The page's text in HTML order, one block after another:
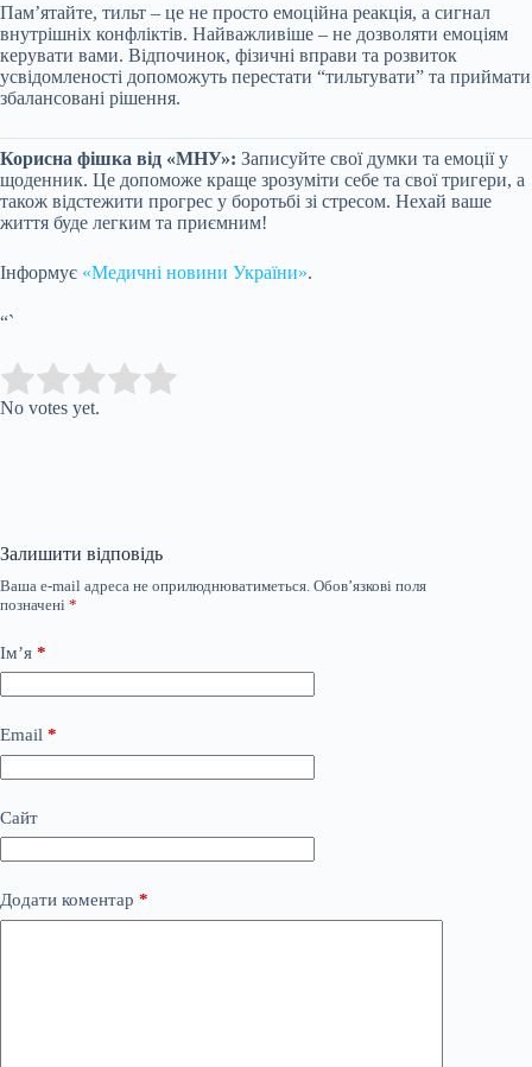
Пам’ятайте, тильт – це не просто емоційна реакція, а сигнал
внутрішніх конфліктів. Найважливіше – не дозволяти емоціям
керувати вами. Відпочинок, фізичні вправи та розвиток
усвідомленості допоможуть перестати “тильтувати” та приймати
збалансовані рішення.
Корисна фішка від «МНУ»: Записуйте свої думки та емоції у
щоденник. Це допоможе краще зрозуміти себе та свої тригери, а
також відстежити прогрес у боротьбі зі стресом. Нехай ваше
життя буде легким та приємним!
Інформує «Медичні новини України».
“`
Rate this item:
No votes yet.
Залишити відповідь
Ваша e-mail адреса не оприлюднюватиметься. Обов’язкові поля
позначені *
Ім’я *
Email *
Сайт
Додати коментар *